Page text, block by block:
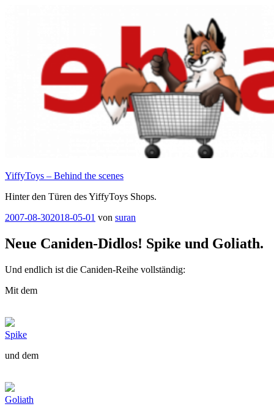
YiffyToys – Behind the scenes
Hinter den Türen des YiffyToys Shops.
Veröffentlicht
2007-08-302018-05-01 von suran
Neue Caniden-Didlos! Spike und Goliath.
Und endlich ist die Caniden-Reihe vollständig:
Mit dem
Spike
und dem
Goliath